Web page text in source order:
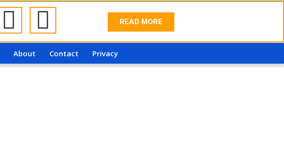
READ MORE
About Contact Privacy